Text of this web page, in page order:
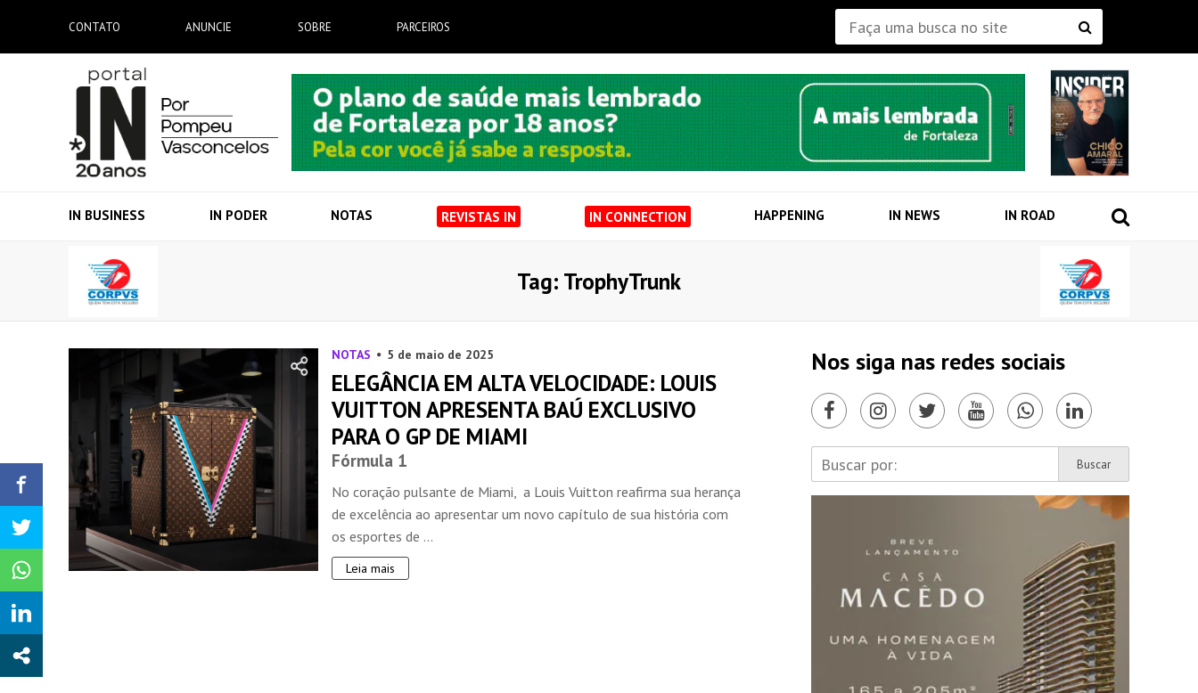
CONTATO ANUNCIE SOBRE PARCEIROS
IN BUSINESS IN PODER NOTAS REVISTAS IN IN CONNECTION HAPPENING IN NEWS IN ROAD
Tag: TrophyTrunk
NOTAS 5 de maio de 2025
ELEGÂNCIA EM ALTA VELOCIDADE: LOUIS
VUITTON APRESENTA BAÚ EXCLUSIVO
PARA O GP DE MIAMI
Fórmula 1
No coração pulsante de Miami, a Louis Vuitton reafirma sua herança
de excelência ao apresentar um novo capítulo de sua história com
os esportes de ...
Leia mais
Nos siga nas redes sociais